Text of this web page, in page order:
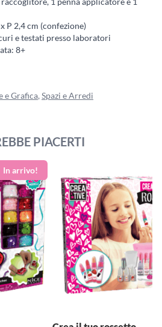
P 2,4 cm (confezione)
e testati presso laboratori
8+
e Grafica, Spazi e Arredi
PIACERTI